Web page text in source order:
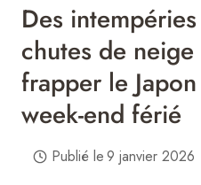
Des
chutes de
frapper le
week-end férié
Publié le9 janvier 2026